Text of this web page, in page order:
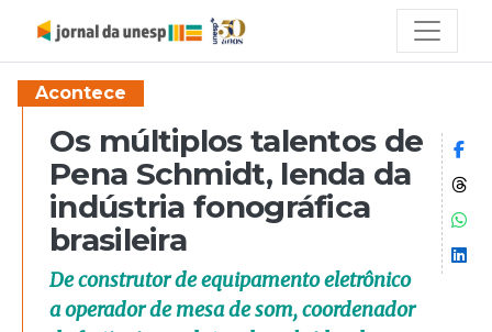
Acontece
Os múltiplos talentos de
Pena Schmidt, lenda da
indústria fonográfica
brasileira
De construtor de equipamento eletrônico
a operador de mesa de som, coordenador